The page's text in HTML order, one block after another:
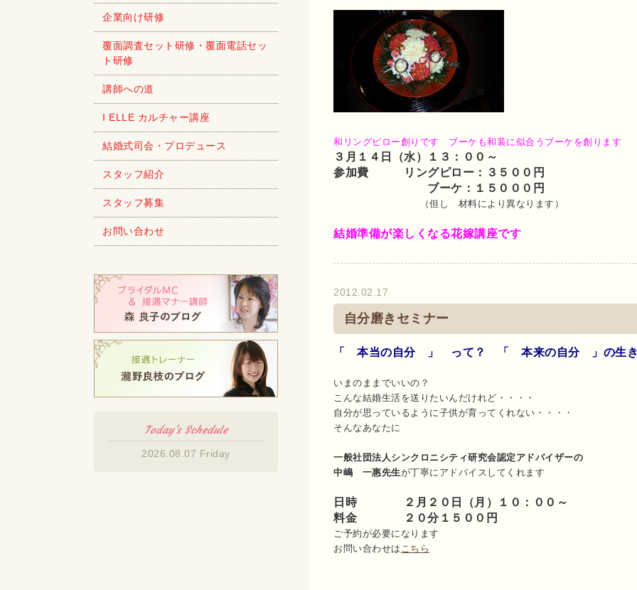
和リングピロー創りです ブーケも和装に似合うブーケを創ります
３月１４日（水）１３：００～
参加費
リングピロー：３５００円
ブーケ：１５０００円
（但し 材料により異なります）
結婚準備が楽しくなる花嫁講座です
2012.02.17
自分磨きセミナー
「 本当の自分 」 って？ 「 本来の自分 」の生き
いまのままでいいの？
こんな結婚生活を送りたいんだけれど・・・・
自分が思っているように子供が育ってくれない・・・・
そんなあなたに
一般社団法人シンクロニシティ研究会認定アドバイザーの
中嶋 一惠先生が丁寧にアドバイスしてくれます
日時 ２月２０日（月）１０：００～
料金 ２０分１５００円
ご予約が必要になります
お問い合わせは こちら
企業向け研修
覆面調査セット研修・覆面電話セッ
ト研修
講師への道
I ELLE カルチャー講座
結婚式司会・プロデュース
スタッフ紹介
スタッフ募集
お問い合わせ
Today's Schedule
2026.08.07 Friday